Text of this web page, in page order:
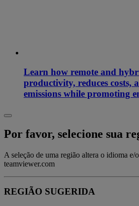
Learn how remote and
productivity, reduces costs,
emissions while promoting
Por favor, selecione sua
A seleção de uma região altera o idioma e/
teamviewer.com
REGIÃO SUGERIDA